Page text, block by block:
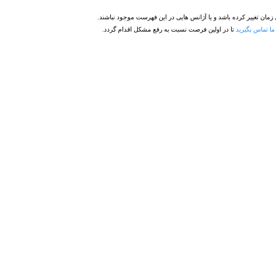
تغییر کرده باشد و یا آژانس هایی در این فهرست موجود نباشند.
ما تماس بگیرید تا در اولین فرصت نسبت به رفع مشکل اقدام گردد.